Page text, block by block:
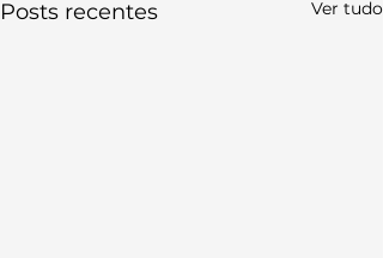
Posts recentes Ver tudo